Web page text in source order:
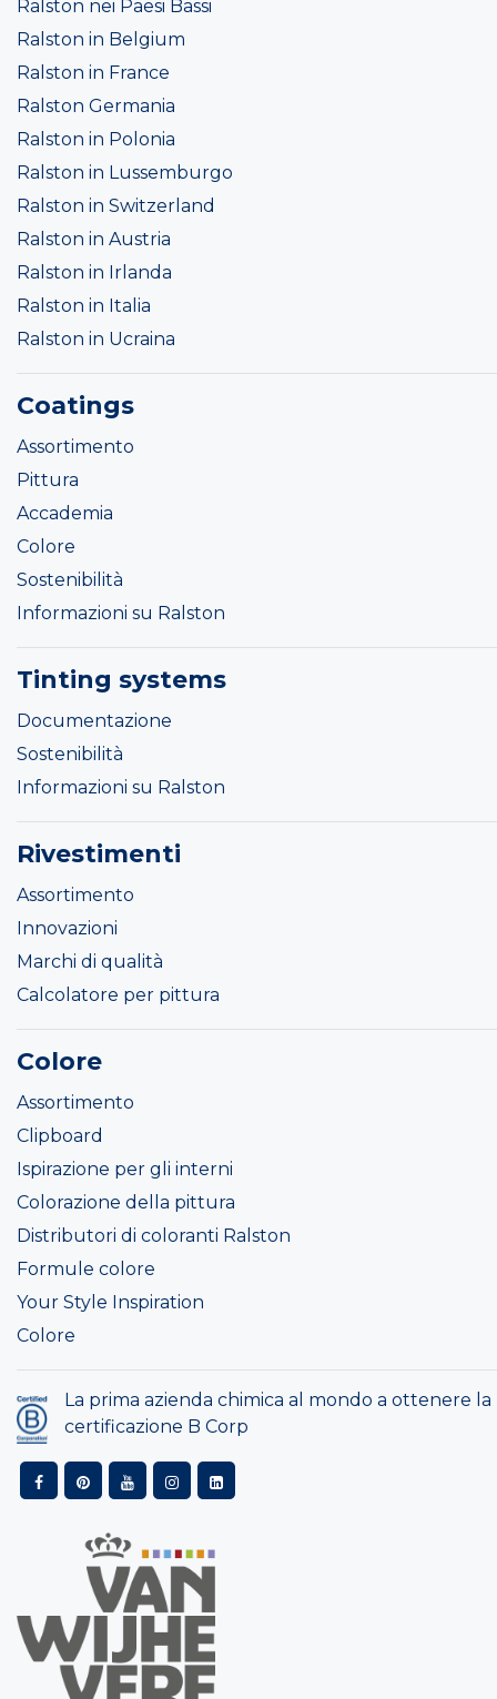
Ralston nei Paesi Bassi
Ralston in Belgium
Ralston in France
Ralston Germania
Ralston in Polonia
Ralston in Lussemburgo
Ralston in Switzerland
Ralston in Austria
Ralston in Irlanda
Ralston in Italia
Ralston in Ucraina
Coatings
Assortimento
Pittura
Accademia
Colore
Sostenibilità
Informazioni su Ralston
Tinting systems
Documentazione
Sostenibilità
Informazioni su Ralston
Rivestimenti
Assortimento
Innovazioni
Marchi di qualità
Calcolatore per pittura
Colore
Assortimento
Clipboard
Ispirazione per gli interni
Colorazione della pittura
Distributori di coloranti Ralston
Formule colore
Your Style Inspiration
Colore
La prima azienda chimica al mondo a ottenere la
certificazione B Corp